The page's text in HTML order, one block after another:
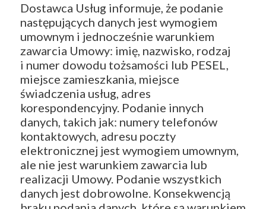
Dostawca Usług informuje, że podanie
następujących danych jest wymogiem
umownym i jednocześnie warunkiem
zawarcia Umowy: imię, nazwisko, rodzaj
i numer dowodu tożsamości lub PESEL,
miejsce zamieszkania, miejsce
świadczenia usług, adres
korespondencyjny. Podanie innych
danych, takich jak: numery telefonów
kontaktowych, adresu poczty
elektronicznej jest wymogiem umownym,
ale nie jest warunkiem zawarcia lub
realizacji Umowy. Podanie wszystkich
danych jest dobrowolne. Konsekwencją